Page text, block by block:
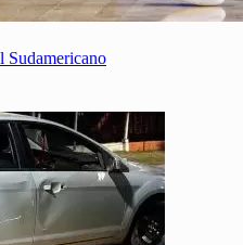
Sudamericano